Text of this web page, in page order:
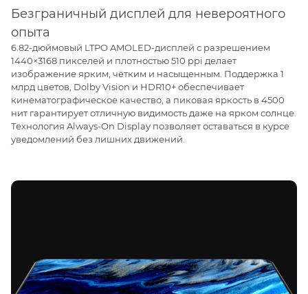
Безграничный дисплей для невероятного
опыта
6.82-дюймовый LTPO AMOLED-дисплей с разрешением
1440×3168 пикселей и плотностью 510 ppi делает
изображение ярким, чётким и насыщенным. Поддержка 1
млрд цветов, Dolby Vision и HDR10+ обеспечивает
кинематографическое качество, а пиковая яркость в 4500
нит гарантирует отличную видимость даже на ярком солнце.
Технология Always-On Display позволяет оставаться в курсе
уведомлений без лишних движений.